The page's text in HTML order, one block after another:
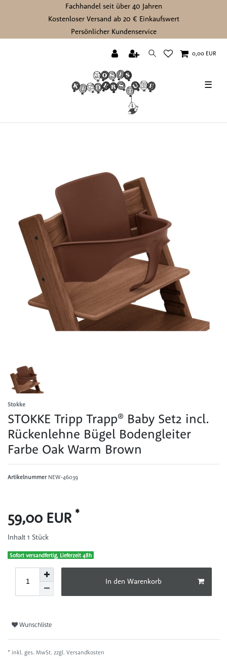
Fachhandel seit über 40 Jahren
Kostenloser Versand ab 20 € Einkaufswert
Persönlicher Kundenservice
0,00 EUR
☰
Stokke
STOKKE Tripp Trapp® Baby Set2 incl.
Rückenlehne Bügel Bodengleiter
Farbe Oak Warm Brown
Artikelnummer NEW-46039
59,00 EUR *
Inhalt 1 Stück
Sofort versandfertig, Lieferzeit 48h
In den Warenkorb
Wunschliste
* inkl. ges. MwSt. zzgl. Versandkosten